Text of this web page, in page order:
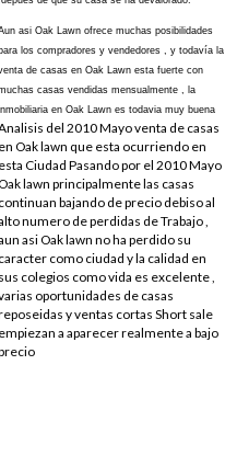
asi Oak Lawn ofrece muchas posibilidades
los compradores y vendedores , y todavía la
de casas en Oak Lawn esta fuerte con
casas vendidas mensualmente , la
en Oak Lawn es todavia muy buena
del 2010 Mayo venta de casas
en Oak lawn que esta ocurriendo en
esta Ciudad Pasando por el 2010 Mayo
lawn principalmente las casas
continuan bajando de precio debiso al
numero de perdidas de Trabajo ,
asi Oak lawn no ha perdido su
caracter como ciudad y la calidad en
sus colegios como vida es excelente ,
oportunidades de casas
y ventas cortas Short sale
empiezan a aparecer realmente a bajo